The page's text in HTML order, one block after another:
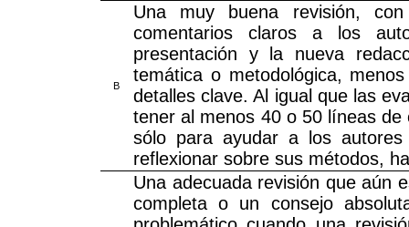
B
Una muy buena revisión,
comentarios claros a los
presentación y la nueva
temática o metodológica,
detalles clave. Al igual que las
tener al menos 40 o 50 líneas
sólo para ayudar a los
reflexionar sobre sus métodos,
Una adecuada revisión que aún
completa o un consejo